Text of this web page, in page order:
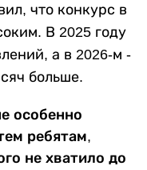
что конкурс в
В 2025 году
а в 2026-м -
больше.
особенно
ребятам,
не хватило до